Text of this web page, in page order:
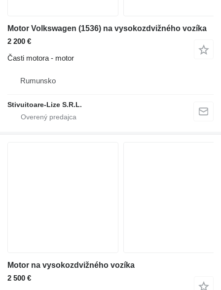
Motor Volkswagen (1536) na vysokozdvižného vozíka
2 200 €
Časti motora - motor
Rumunsko
Stivuitoare-Lize S.R.L.
Motor na vysokozdvižného vozíka
2 500 €